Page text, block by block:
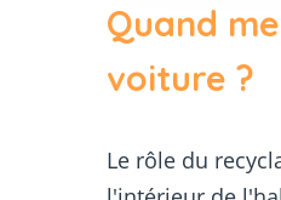
Quand
voiture ?
Le rôle du